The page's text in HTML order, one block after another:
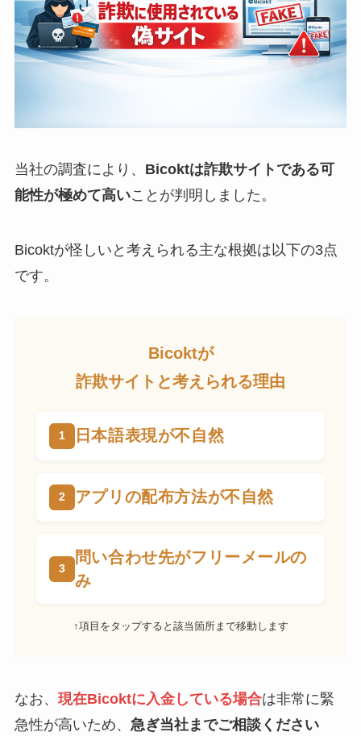
当社の調査により、 Bicoktは詐欺サイトである可
能性が極めて高いことが判明しました。
Bicoktが怪しいと考えられる主な根拠は以下の3点
です。
Bicoktが
詐欺サイトと考えられる理由
日本語表現が不自然
アプリの配布方法が不自然
問い合わせ先がフリーメールの
み
↑項目をタップすると該当箇所まで移動します
なお、 現在Bicoktに入金している場合は非常に緊
急性が高いため、 急ぎ当社までご相談ください